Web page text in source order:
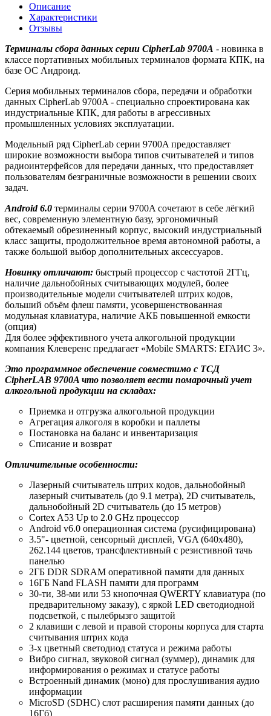
Описание
Характеристики
Отзывы
Терминалы сбора данных серии CipherLab 9700A - новинка в
классе портативных мобильных терминалов формата КПК, на
базе ОС Андроид.
Серия мобильных терминалов сбора, передачи и обработки
данных CipherLab 9700A - специально спроектирована как
индустриальные КПК, для работы в агрессивных
промышленных условиях эксплуатации.
Модельный ряд CipherLab серии 9700A предоставляет
широкие возможности выбора типов считывателей и типов
радиоинтерфейсов для передачи данных, что предоставляет
пользователям безграничные возможности в решении своих
задач.
Android 6.0 терминалы серии 9700A сочетают в себе лёгкий
вес, современную элементную базу, эргономичный
обтекаемый обрезиненный корпус, высокий индустриальный
класс защиты, продолжительное время автономной работы, а
также большой выбор дополнительных аксессуаров.
Новинку отличают: быстрый процессор с частотой 2ГГц,
наличие дальнобойных считывающих модулей, более
производительные модели считывателей штрих кодов,
больший объём флеш памяти, усовершенствованная
модульная клавиатура, наличие АКБ повышенной емкости
(опция)
Для более эффективного учета алкогольной продукции
компания Клеверенс предлагает «Mobile SMARTS: ЕГАИС 3».
Это программное обеспечение совместимо с ТСД
CipherLAB 9700A что позволяет вести помарочный учет
алкогольной продукции на складах:
Приемка и отгрузка алкогольной продукции
Агрегация алкоголя в коробки и паллеты
Постановка на баланс и инвентаризация
Списание и возврат
Отличительные особенности:
Лазерный считыватель штрих кодов, дальнобойный
лазерный считыватель (до 9.1 метра), 2D считыватель,
дальнобойный 2D считыватель (до 15 метров)
Cortex A53 Up to 2.0 GHz процессор
Android v6.0 операционная система (русифицирована)
3.5"- цветной, сенсорный дисплей, VGA (640x480),
262.144 цветов, трансфлективный с резистивной тачь
панелью
2ГБ DDR SDRAM оперативной памяти для данных
16ГБ Nand FLASH памяти для программ
30-ти, 38-ми или 53 кнопочная QWERTY клавиатура (по
предварительному заказу), с яркой LED светодиодной
подсветкой, c пылебрызго защитой
2 клавиши с левой и правой стороны корпуса для старта
считывания штрих кода
3-х цветный светодиод статуса и режима работы
Вибро сигнал, звуковой сигнал (зуммер), динамик для
информирования о режимах и статусе работы
Встроенный динамик (моно) для прослушивания аудио
информации
MicroSD (SDHC) слот расширения памяти данных (до
16Гб)